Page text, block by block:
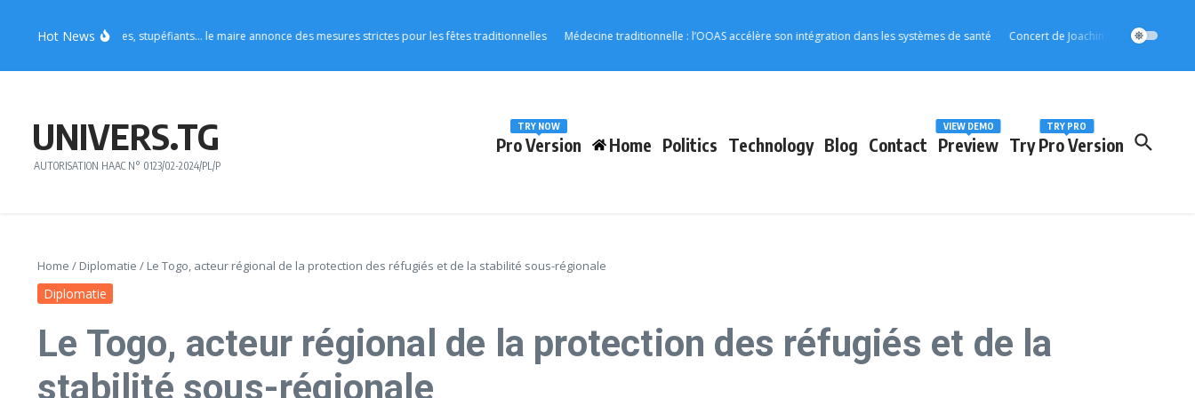
Hot News
tenues indécentes, stupéfiants… le maire annonce des mesures strictes pour les fêtes traditionnelles Médecine traditionnelle : l’OOAS accélère son intégration dans les systèmes de santé Concert de Joachin Migos : Emmanuel
UNIVERS.TG
AUTORISATION HAAC N° 0123/02-2024/PL/P
Pro Version
TRY NOW
Home Politics Technology Blog Contact Preview
VIEW DEMO
Try Pro Version
TRY PRO
Home / Diplomatie / Le Togo, acteur régional de la protection des réfugiés et de la stabilité sous-régionale
Diplomatie
Le Togo, acteur régional de la protection des réfugiés et de la
stabilité sous-régionale